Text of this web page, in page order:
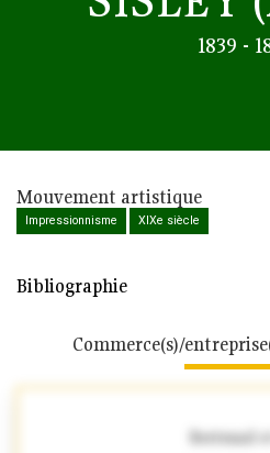
1839 -
Mouvement artistique
Impressionnisme XIXe siècle
Bibliographie
Commerce(s)/
Bertrand